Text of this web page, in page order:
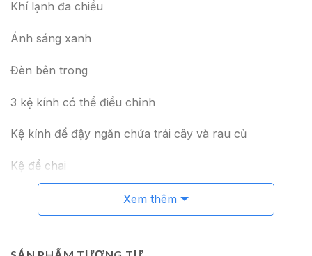
Khí lạnh đa chiều
Ánh sáng xanh
Đèn bên trong
3 kệ kính có thể điều chỉnh
Kệ kính để đậy ngăn chứa trái cây và rau củ
Kệ để chai
2 ngăn kéo đựng rau quảXem thêm